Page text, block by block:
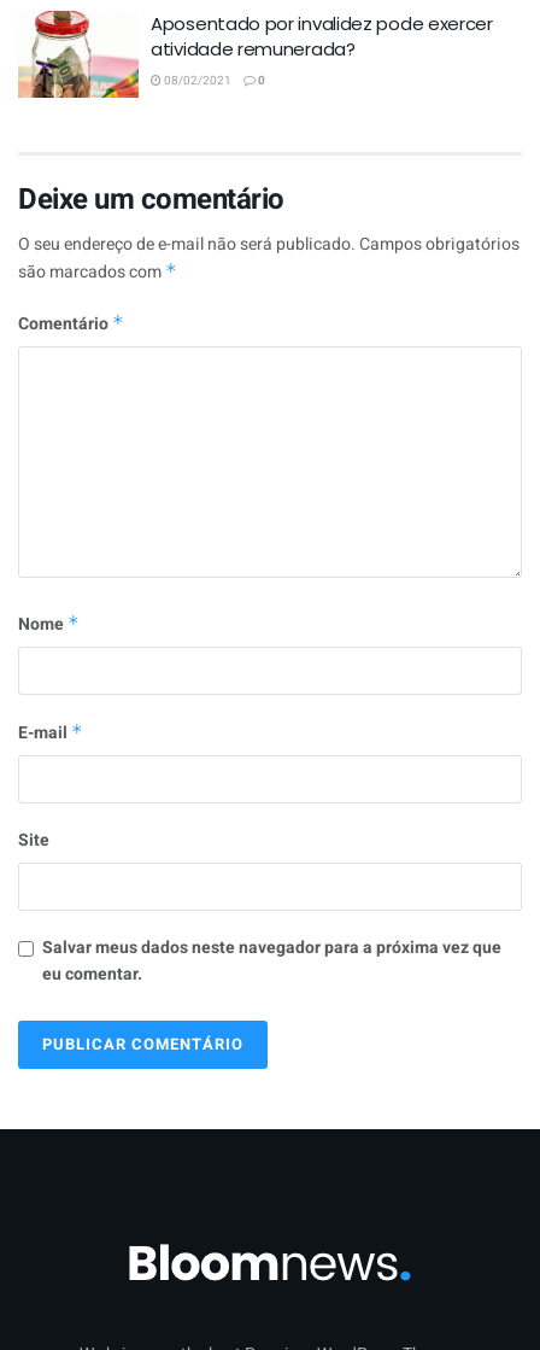
Aposentado por invalidez pode exercer
atividade remunerada?
08/02/2021 0
Deixe um comentário
O seu endereço de e-mail não será publicado.Campos obrigatórios
são marcados com *
Comentário *
Nome *
E-mail *
Site
Salvar meus dados neste navegador para a próxima vez que
eu comentar.